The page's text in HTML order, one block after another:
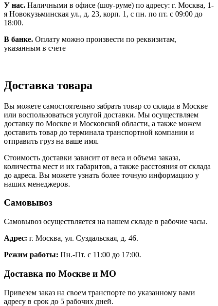
У нас. Наличными в офисе (шоу-руме) по адресу: г. Москва, 1-
я Новокузьминская ул., д. 23, корп. 1, с пн. по пт. с 09:00 до
18:00.
В банке. Оплату можно произвести по реквизитам,
указанным в счете
Доставка товара
Вы можете самостоятельно забрать товар со склада в Москве
или воспользоваться услугой доставки. Мы осуществляем
доставку по Москве и Московской области, а также можем
доставить товар до терминала транспортной компании и
отправить груз на ваше имя.
Стоимость доставки зависит от веса и объема заказа,
количества мест и их габаритов, а также расстояния от склада
до адреса. Вы можете узнать более точную информацию у
наших менеджеров.
Самовывоз
Самовывоз осуществляется на нашем складе в рабочие часы.
Адрес: г. Москва, ул. Суздальская, д. 46.
Режим работы: Пн.-Пт. с 11:00 до 17:00.
Доставка по Москве и МО
Привезем заказ на своем транспорте по указанному вами
адресу в срок до 5 рабочих дней.